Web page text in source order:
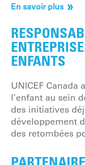
En savoir plus
ENFANTS
UNICEF Canada
l’enfant au sein
des initiatives
développement
des retombées